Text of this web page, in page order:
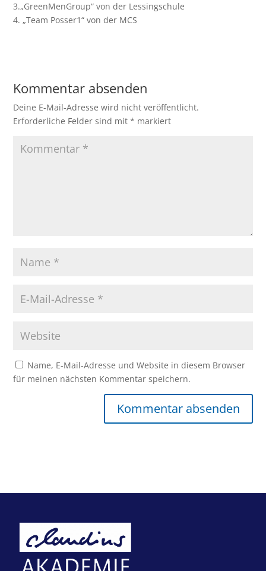
3.„GreenMenGroup“ von der Lessingschule
4. „Team Posser1“ von der MCS
Kommentar absenden
Deine E-Mail-Adresse wird nicht veröffentlicht.
Erforderliche Felder sind mit* markiert
Name, E-Mail-Adresse und Website in diesem Browser
für meinen nächsten Kommentar speichern.